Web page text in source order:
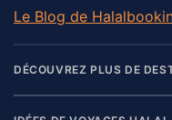
Le Blog de
DÉCOUVREZ PLUS DE